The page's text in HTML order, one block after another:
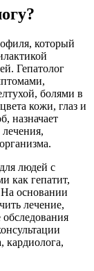
который
Гепатолог
болями в
кожи, глаз и
назначает
людей с
как гепатит,
основании
лечение,
кардиолога,